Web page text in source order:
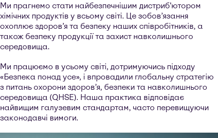
Ми прагнемо стати найбезпечнішим дистриб'ютором
хімічних продуктів у всьому світі. Це зобов’язання
охоплює здоров’я та безпеку наших співробітників, а
також безпеку продукції та захист навколишнього
середовища.
Ми працюємо в усьому світі, дотримуючись підходу
«Безпека понад усе», і впровадили глобальну стратегію
з питань охорони здоров’я, безпеки та навколишнього
середовища (QHSE). Наша практика відповідає
найвищим галузевим стандартам, часто перевищуючи
законодавчі вимоги.